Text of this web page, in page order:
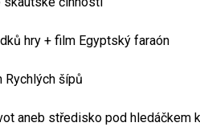
hry + film Egyptský faraón
Rychlých šípů
aneb středisko pod hledáčkem